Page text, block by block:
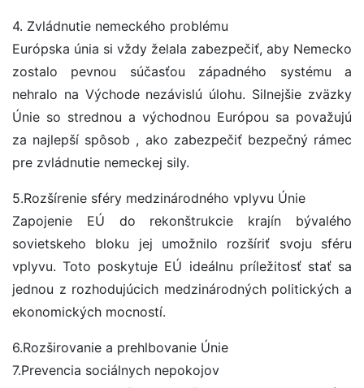
4. Zvládnutie nemeckého problému
Európska únia si vždy želala zabezpečiť, aby Nemecko
zostalo pevnou súčasťou západného systému a
nehralo na Východe nezávislú úlohu. Silnejšie zväzky
Únie so strednou a východnou Európou sa považujú
za najlepší spôsob , ako zabezpečiť bezpečný rámec
pre zvládnutie nemeckej sily.
5.Rozšírenie sféry medzinárodného vplyvu Únie
Zapojenie EÚ do rekonštrukcie krajín bývalého
sovietskeho bloku jej umožnilo rozšíriť svoju sféru
vplyvu. Toto poskytuje EÚ ideálnu príležitosť stať sa
jednou z rozhodujúcich medzinárodných politických a
ekonomických mocností.
6.Rozširovanie a prehlbovanie Únie
7.Prevencia sociálnych nepokojov